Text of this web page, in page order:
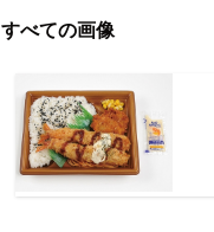
すべての画像